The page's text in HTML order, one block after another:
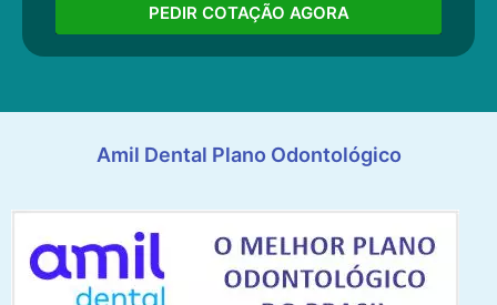
PEDIR COTAÇÃO AGORA
Amil Dental Plano Odontológico